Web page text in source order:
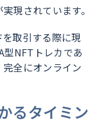
現されています。
取引する際に現
型NFTトレカであ
全にオンライン
るタイミン